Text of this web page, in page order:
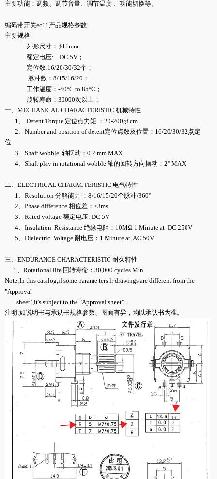
主要功能：调频、调节音量、调节温度 、功能切换等。
编码带开关ec11产品规格参数
主要规格:
外形尺寸：∮11mm
额定电压: DC 5V；
定位数:16/20/30/32个；
脉冲数：8/15/16/20；
工作温度：-40°C to 85°C；
旋转寿命：30000次以上；
一、MECHANICAL CHARACTERISTIC 机械特性
1、 Detent Torque 定位点力矩 ：20-200gf.cm
2、Number and position of detent定位点数及位置：16/20/30/32点定
位
3、Shaft wobble 轴摆动：0.2 mm MAX
4、Shaft play in rotational wobble 轴的回转方向摆动：2° MAX
二、ELECTRICAL CHARACTERISTIC 电气特性
1、Resolution 分解能力 ：8/16/15/20个脉冲/360°
2、Phase difference 相位差：≥3ms
3、Rated voltage 额定电压: DC 5V
4、Insulation Resistance 绝缘电阻：10MΩ 1 Minute at DC 250V
5、Dielectric Voltage 耐电压：1 Minute at AC 50V
三、ENDURANCE CHARACTERISTIC 耐久特性
1、Rotational life 回转寿命：30,000 cycles Min
Note:In this catalog,if some parame ters lr drawings are different from the
"Approval
sheet",it's subject to the "Approval sheet".
注明:如说明书与承认书规格参数、图面有异，均以承认书为准。